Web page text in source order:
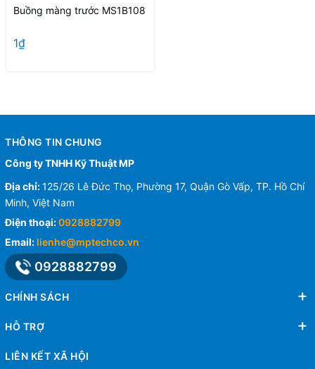
Buồng màng trước MS1B108
1₫
THÔNG TIN CHUNG
Công ty TNHH Kỹ Thuật MP
Địa chỉ:125/26 Lê Đức Thọ, Phường 17, Quận Gò Vấp, TP. Hồ Chí
Minh, Việt Nam
Điện thoại:0928882799
Email: lienhe@mptechco.vn
0928882799
CHÍNH SÁCH
HỖ TRỢ
LIÊN KẾT XÃ HỘI